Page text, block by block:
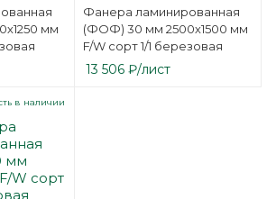
мм
Фанера ламинированная
(ФОФ) 30 мм 2500х1500 мм
F/W сорт 1/1 березовая
13 506₽/лист
в наличии